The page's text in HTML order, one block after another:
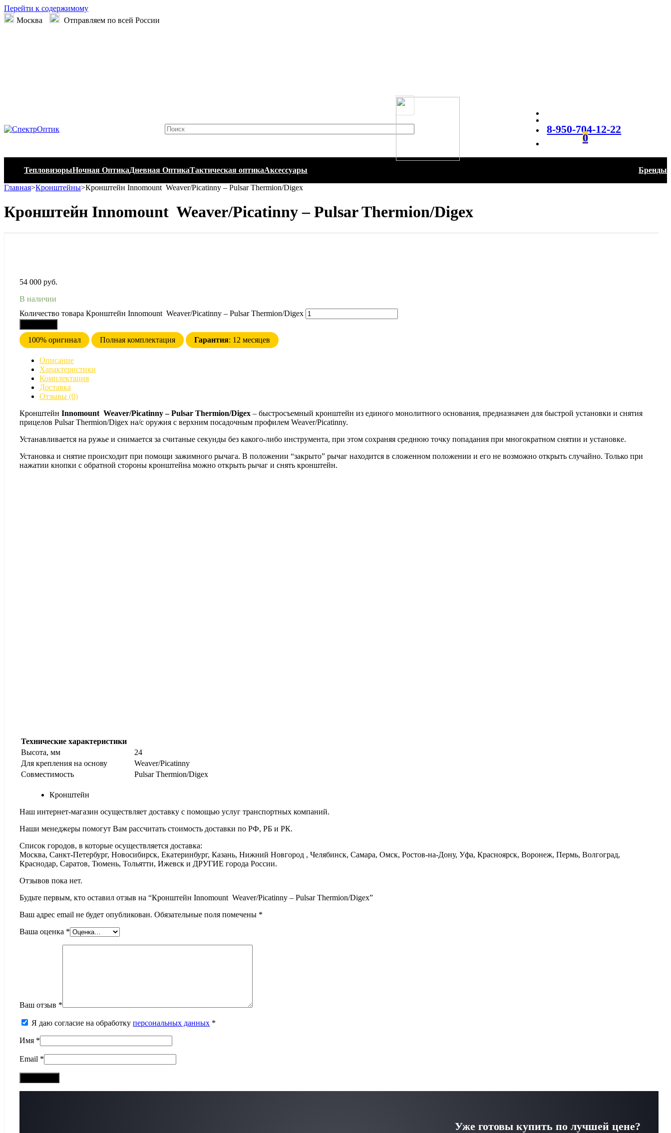
Перейти к содержимому
Москва
Отправляем по всей России
8-950-704-12-22
0
ТепловизорыНочная ОптикаДневная ОптикаТактическая оптикаАксессуары Бренды
Главная>Кронштейны>Кронштейн Innomount Weaver/Picatinny – Pulsar Thermion/Digex
Кронштейн Innomount Weaver/Picatinny – Pulsar Thermion/Digex
54 000 руб.
В наличии
Количество товара Кронштейн Innomount Weaver/Picatinny – Pulsar Thermion/Digex
100% оригинал Полная комплектация Гарантия: 12 месяцев
Описание
Характеристики
Комплектация
Доставка
Отзывы (0)
Кронштейн Innomount Weaver/Picatinny – Pulsar Thermion/Digex – быстросъемный кронштейн из единого монолитного основания, предназначен для быстрой установки и снятия
прицелов Pulsar Thermion/Digex на/с оружия с верхним посадочным профилем Weaver/Picatinny.
Устанавливается на ружье и снимается за считаные секунды без какого-либо инструмента, при этом сохраняя среднюю точку попадания при многократном снятии и установке.
Установка и снятие происходит при помощи зажимного рычага. В положении “закрыто” рычаг находится в сложенном положении и его не возможно открыть случайно. Только при
нажатии кнопки с обратной стороны кронштейна можно открыть рычаг и снять кронштейн.
Технические характеристики
Высота, мм
24
Для крепления на основу
Weaver/Picatinny
Совместимость
Pulsar Thermion/Digex
Кронштейн
Наш интернет-магазин осуществляет доставку с помощью услуг транспортных компаний.
Наши менеджеры помогут Вам рассчитать стоимость доставки по РФ, РБ и РК.
Список городов, в которые осуществляется доставка:
Москва, Санкт-Петербург, Новосибирск, Екатеринбург, Казань, Нижний Новгород , Челябинск, Самара, Омск, Ростов-на-Дону, Уфа, Красноярск, Воронеж, Пермь, Волгоград,
Краснодар, Саратов, Тюмень, Тольятти, Ижевск и ДРУГИЕ города России.
Отзывов пока нет.
Будьте первым, кто оставил отзыв на “Кронштейн Innomount Weaver/Picatinny – Pulsar Thermion/Digex”
Ваш адрес email не будет опубликован. Обязательные поля помечены *
Ваша оценка *
Ваш отзыв *
Я даю согласие на обработку персональных данных *
Имя *
Email *
Уже готовы купить по лучшей цене?